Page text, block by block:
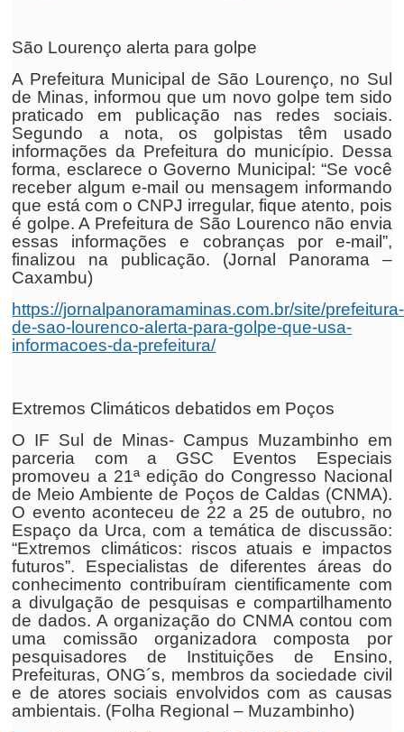
São Lourenço alerta para golpe
A Prefeitura Municipal de São Lourenço, no Sul
de Minas, informou que um novo golpe tem sido
praticado em publicação nas redes sociais.
Segundo a nota, os golpistas têm usado
informações da Prefeitura do município. Dessa
forma, esclarece o Governo Municipal: “Se você
receber algum e-mail ou mensagem informando
que está com o CNPJ irregular, fique atento, pois
é golpe. A Prefeitura de São Lourenco não envia
essas informações e cobranças por e-mail”,
finalizou na publicação. (Jornal Panorama –
Caxambu)
https://jornalpanoramaminas.com.br/site/prefeitura-
de-sao-lourenco-alerta-para-golpe-que-usa-
informacoes-da-prefeitura/
Extremos Climáticos debatidos em Poços
O IF Sul de Minas- Campus Muzambinho em
parceria com a GSC Eventos Especiais
promoveu a 21ª edição do Congresso Nacional
de Meio Ambiente de Poços de Caldas (CNMA).
O evento aconteceu de 22 a 25 de outubro, no
Espaço da Urca, com a temática de discussão:
“Extremos climáticos: riscos atuais e impactos
futuros”. Especialistas de diferentes áreas do
conhecimento contribuíram cientificamente com
a divulgação de pesquisas e compartilhamento
de dados. A organização do CNMA contou com
uma comissão organizadora composta por
pesquisadores de Instituições de Ensino,
Prefeituras, ONG´s, membros da sociedade civil
e de atores sociais envolvidos com as causas
ambientais. (Folha Regional – Muzambinho)